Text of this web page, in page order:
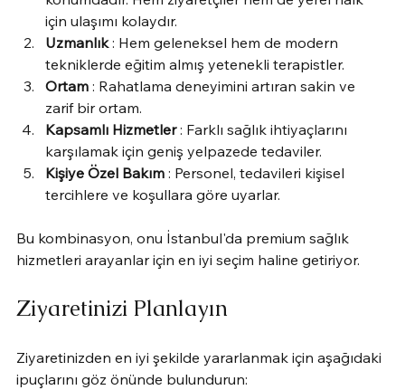
için ulaşımı kolaydır.
Uzmanlık : Hem geleneksel hem de modern
tekniklerde eğitim almış yetenekli terapistler.
Ortam : Rahatlama deneyimini artıran sakin ve
zarif bir ortam.
Kapsamlı Hizmetler : Farklı sağlık ihtiyaçlarını
karşılamak için geniş yelpazede tedaviler.
Kişiye Özel Bakım : Personel, tedavileri kişisel
tercihlere ve koşullara göre uyarlar.
Bu kombinasyon, onu İstanbul'da premium sağlık
hizmetleri arayanlar için en iyi seçim haline getiriyor.
Ziyaretinizi Planlayın
Ziyaretinizden en iyi şekilde yararlanmak için aşağıdaki
ipuçlarını göz önünde bulundurun: